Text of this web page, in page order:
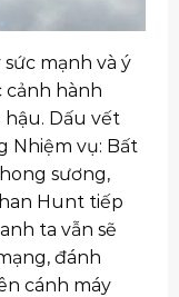
mạnh và ý
cảnh hành
Dấu vết
Nhiệm vụ: Bất
sương,
Hunt tiếp
ta vẫn sẽ
đánh
cánh máy